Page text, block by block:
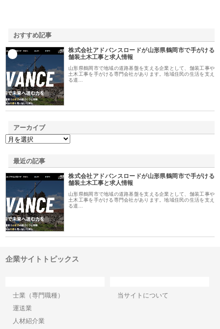
おすすめ記事
株式会社アドバンスロードが山形県鶴岡市で手がける
舗装土木工事と求人情報
山形県鶴岡市で地域の道路基盤を支える企業として、舗装工事や
土木工事を手がける専門会社があります。地域住民の生活を支え
る道…
アーカイブ
最近の記事
株式会社アドバンスロードが山形県鶴岡市で手がける
舗装土木工事と求人情報
山形県鶴岡市で地域の道路基盤を支える企業として、舗装工事や
土木工事を手がける専門会社があります。地域住民の生活を支え
る道…
企業サイトトピックス
士業（専門職種）
運送業
人材紹介業
当サイトについて